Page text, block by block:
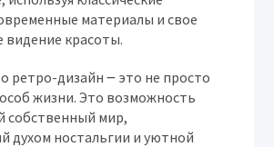
материалы и свое
видение красоты.
ретро-дизайн ౼ это не просто
жизни. Это возможность
собственный мир,
духом ностальгии и уютной